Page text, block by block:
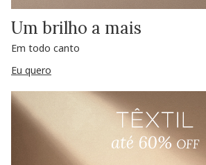
Um brilho a mais
Em todo canto
Eu quero